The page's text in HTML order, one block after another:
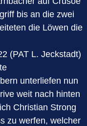
bis an die zwei
die Löwen die
(PAT L. Jeckstadt)
unterliefen nun
weit nach hinten
Christian Strong
zu werfen, welcher